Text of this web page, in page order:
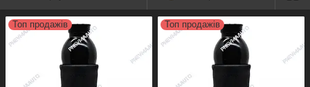
Топ продажів Топ продажів